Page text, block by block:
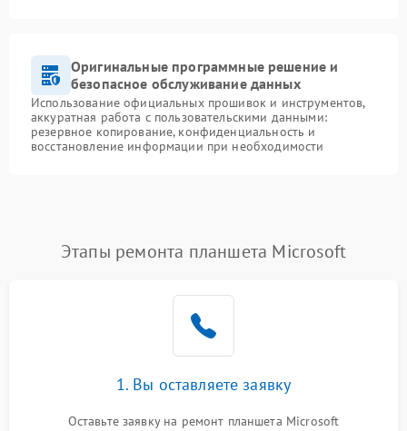
Оригинальные программные решение и
безопасное обслуживание данных
Использование официальных прошивок и инструментов,
аккуратная работа с пользовательскими данными:
резервное копирование, конфиденциальность и
восстановление информации при необходимости
Этапы ремонта планшета Microsoft
1. Вы оставляете заявку
Оставьте заявку на ремонт планшета Microsoft